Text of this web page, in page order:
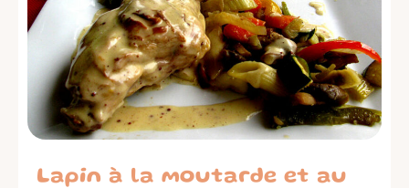
Lapin à la moutarde et au